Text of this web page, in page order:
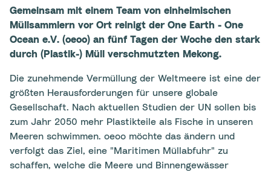
Gemeinsam mit einem Team von einheimischen
Müllsammlern vor Ort reinigt der One Earth - One
Ocean e.V. (oeoo) an fünf Tagen der Woche den stark
durch (Plastik-) Müll verschmutzten Mekong.
Die zunehmende Vermüllung der Weltmeere ist eine der
größten Herausforderungen für unsere globale
Gesellschaft. Nach aktuellen Studien der UN sollen bis
zum Jahr 2050 mehr Plastikteile als Fische in unseren
Meeren schwimmen. oeoo möchte das ändern und
verfolgt das Ziel, eine "Maritimen Müllabfuhr" zu
schaffen, welche die Meere und Binnengewässer